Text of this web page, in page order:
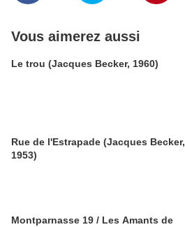
Vous aimerez aussi
Le trou (Jacques Becker, 1960)
Rue de l'Estrapade (Jacques Becker,
1953)
Montparnasse 19 / Les Amants de